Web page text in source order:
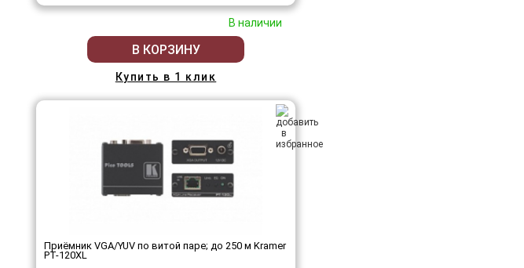
В наличии
В КОРЗИНУ
Купить в 1 клик
Приёмник VGA/YUV по витой паре; до 250 м Kramer
PT-120XL